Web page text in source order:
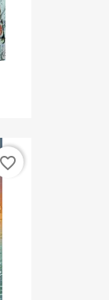
favorite_border